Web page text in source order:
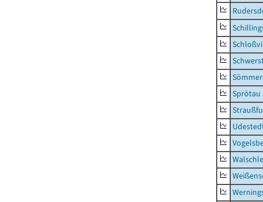
Sprötau